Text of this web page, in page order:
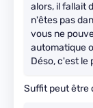
alors, il fallait
n'êtes pas
vous ne
automatique
Déso, c'est le
Suffit peut être